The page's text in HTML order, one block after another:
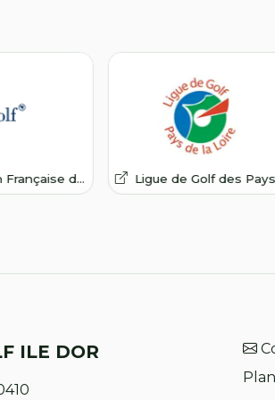
de Golf Ligue de Golf des Pays de la Loire
ILE DOR